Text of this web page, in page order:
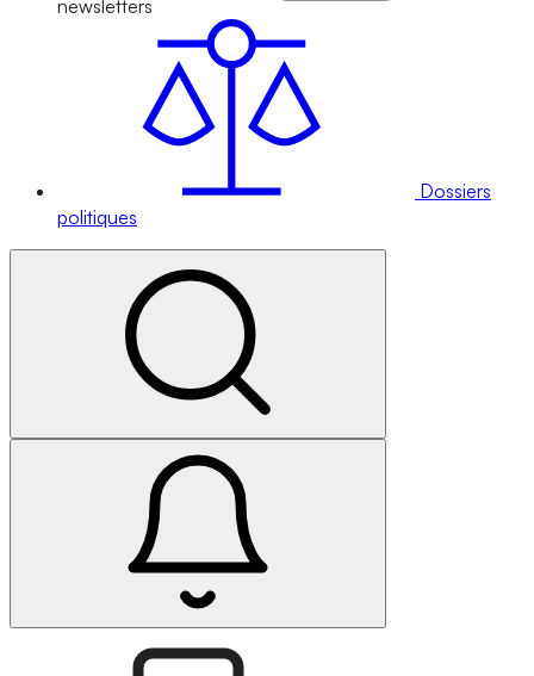
newsletters
Dossiers
politiques